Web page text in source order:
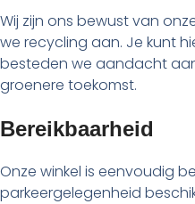
Wij zijn ons bewust van
we recycling aan. Je kunt
besteden we aandacht
groenere toekomst.
Bereikbaarheid
Onze winkel is eenvoudig
parkeergelegenheid